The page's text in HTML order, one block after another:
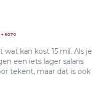
+ 6070
kan kost 15 mil. Als je
een iets lager salaris
tekent, maar dat is ook